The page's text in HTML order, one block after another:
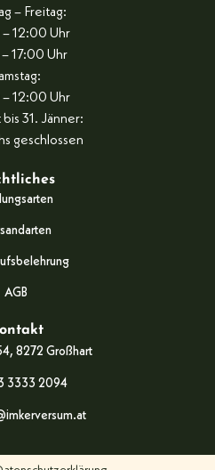
– Freitag:
12:00 Uhr
17:00 Uhr
12:00 Uhr
31. Jänner:
geschlossen
AGB
8272 Großhart
3333 2094